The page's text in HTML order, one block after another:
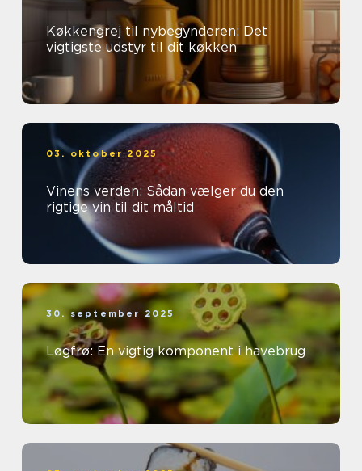
Køkkengrej til nybegynderen: Det
vigtigste udstyr til dit køkken
03. oktober 2025
Vinens verden: Sådan vælger du den
rigtige vin til dit måltid
30. september 2025
Løgfrø: En vigtig komponent i havebrug